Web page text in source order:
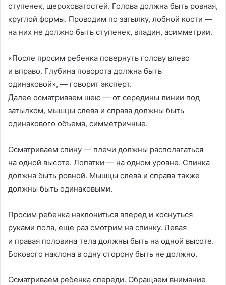
ступенек, шероховатостей. Голова должна быть ровная,
круглой формы. Проводим по затылку, лобной кости —
на них не должно быть ступенек, впадин, асимметрии.
«После просим ребенка повернуть голову влево
и вправо. Глубина поворота должна быть
одинаковой», — говорит эксперт.
Далее осматриваем шею — от середины линии под
затылком, мышцы слева и справа должны быть
одинакового объема, симметричные.
Осматриваем спину — плечи должны располагаться
на одной высоте. Лопатки — на одном уровне. Спинка
должна быть ровной. Мышцы слева и справа также
должны быть одинаковыми.
Просим ребенка наклониться вперед и коснуться
руками пола, еще раз смотрим на спинку. Левая
и правая половина тела должны быть на одной высоте.
Бокового наклона в одну сторону быть не должно.
Осматриваем ребенка спереди. Обращаем внимание